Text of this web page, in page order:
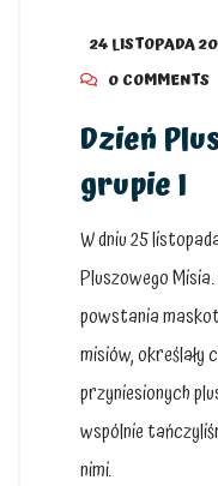
24 LISTOPADA
0 COMMENTS
Dzień
grupie I
W dniu 25
Pluszowego
powstania
misiów,
przyniesionych
wspólnie
nimi.